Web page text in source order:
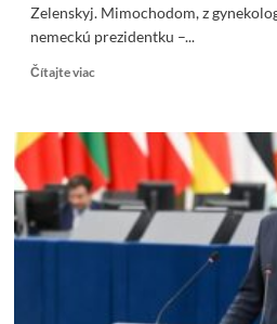
Zelenskyj. Mimochodom, z
nemeckú prezidentku –...
Čítajte viacRead
Tento
týždeň,
sa
Európa
načisto
zbláznila